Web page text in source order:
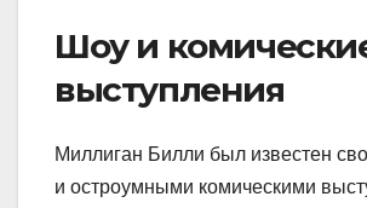
Шоу и
выступления
Миллиган Билли был известен
и остроумными комическими